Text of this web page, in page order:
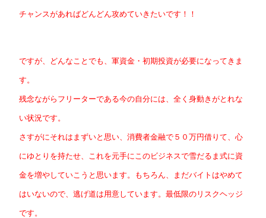
チャンスがあればどんどん攻めていきたいです！！
ですが、どんなことでも、軍資金・初期投資が必要になってきま
す。
残念ながらフリーターである今の自分には、全く身動きがとれな
い状況です。
さすがにそれはまずいと思い、消費者金融で５０万円借りて、心
にゆとりを持たせ、これを元手にこのビジネスで雪だるま式に資
金を増やしていこうと思います。もちろん、まだバイトはやめて
はいないので、逃げ道は用意しています。最低限のリスクヘッジ
です。